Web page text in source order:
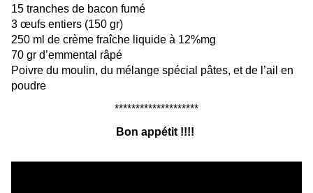
15 tranches de bacon fumé
3 œufs entiers (150 gr)
250 ml de crème fraîche liquide à 12%mg
70 gr d’emmental râpé
Poivre du moulin, du mélange spécial pâtes, et de l’ail en
poudre
********************
Bon appétit !!!!